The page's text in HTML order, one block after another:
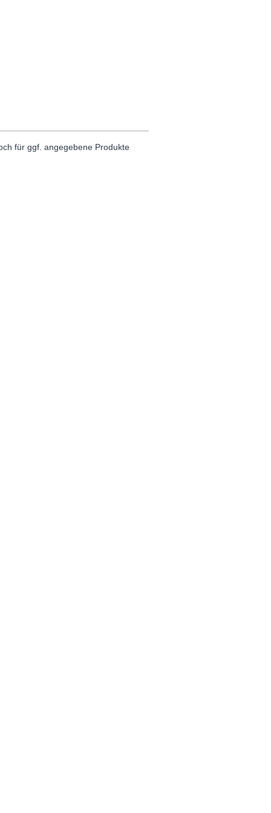
für ggf. angegebene Produkte